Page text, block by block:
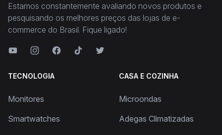
Estamos constantemente avaliando novos produtos e
pesquisando os melhores preços das lojas de e-
commerce do Brasil. Fique ligado!
TECNOLOGIA
Monitores
Smartwatches
CASA E COZINHA
Microondas
Adegas Climatizadas